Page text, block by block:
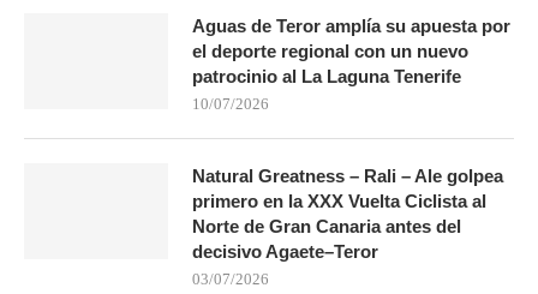
Aguas de Teror amplía su apuesta por
el deporte regional con un nuevo
patrocinio al La Laguna Tenerife
10/07/2026
Natural Greatness – Rali – Ale golpea
primero en la XXX Vuelta Ciclista al
Norte de Gran Canaria antes del
decisivo Agaete–Teror
03/07/2026